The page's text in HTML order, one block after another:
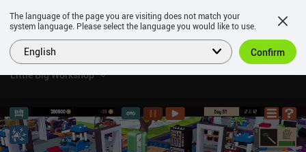
Little Big Workshop
The language of the page you are visiting does not match your
system language. Please select the language you would like to use.
English Confirm